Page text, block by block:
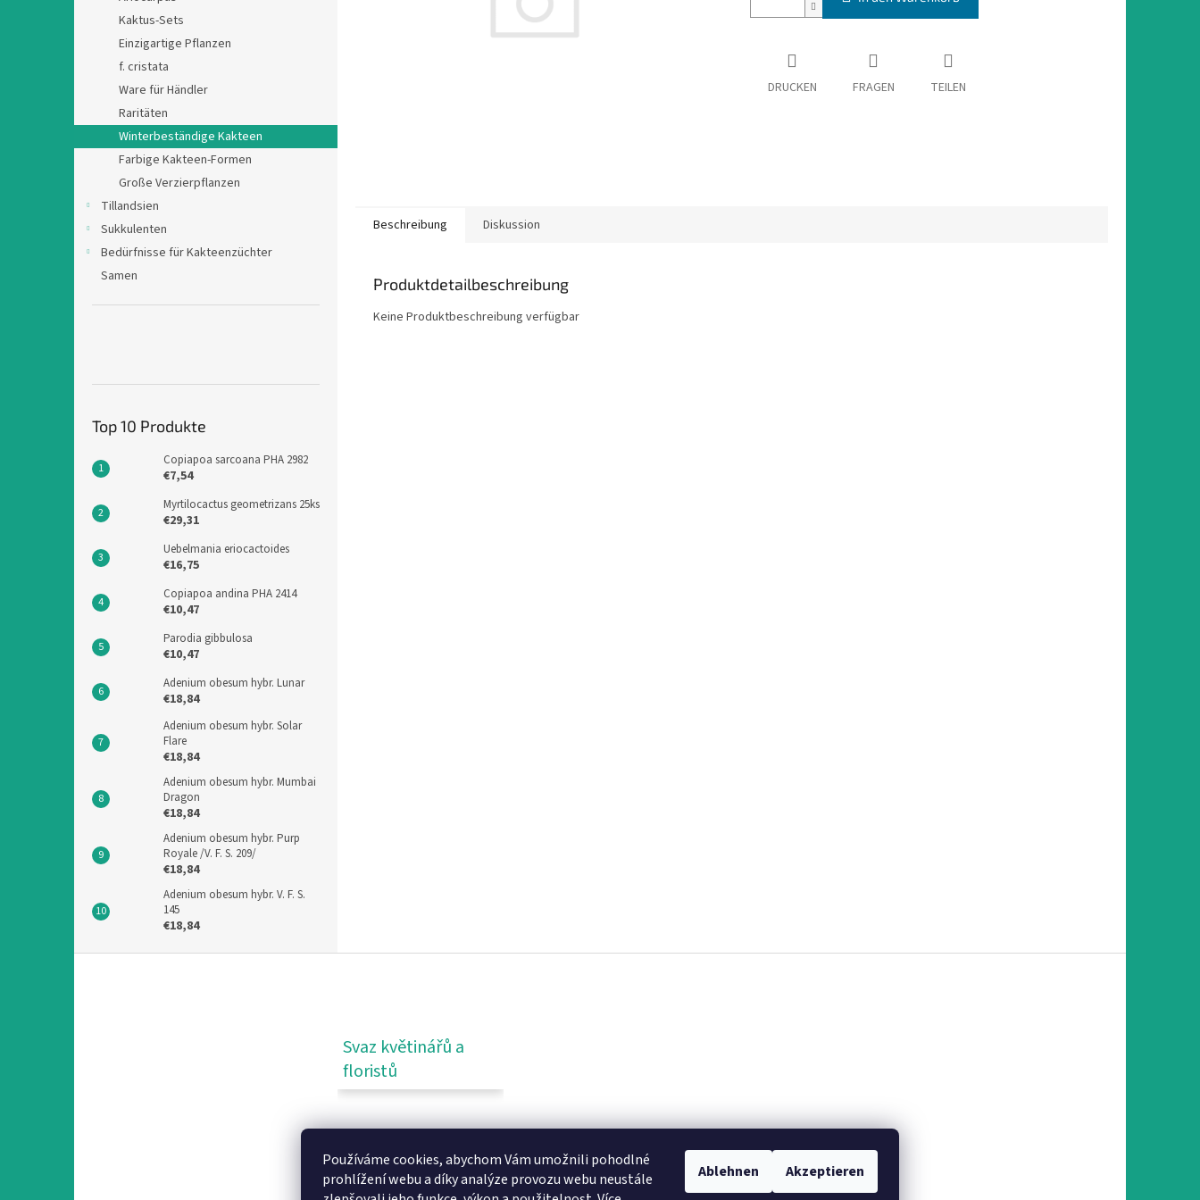
Používáme cookies, abychom Vám umožnili pohodlné
prohlížení webu a díky analýze provozu webu neustále
Ablehnen Akzeptieren
Kaktus-Sets
Einzigartige Pflanzen
f. cristata
Ware für Händler
Raritäten
Winterbeständige Kakteen
Farbige Kakteen-Formen
Große Verzierpflanzen
Tillandsien
Sukkulenten
Bedürfnisse für Kakteenzüchter
Samen
Top 10 Produkte
Copiapoa sarcoana PHA 2982
€7,54
Myrtilocactus geometrizans 25ks
€29,31
Uebelmania eriocactoides
€16,75
Copiapoa andina PHA 2414
€10,47
Parodia gibbulosa
€10,47
Adenium obesum hybr. Lunar
€18,84
Adenium obesum hybr. Solar
Flare
€18,84
Adenium obesum hybr. Mumbai
Dragon
€18,84
Adenium obesum hybr. Purp
Royale /V. F. S. 209/
€18,84
Adenium obesum hybr. V. F. S.
145
€18,84
DRUCKEN FRAGEN TEILEN
Beschreibung Diskussion
Produktdetailbeschreibung
Keine Produktbeschreibung verfügbar
Svaz květinářů a
floristů